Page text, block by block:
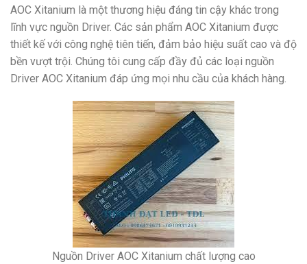
AOC Xitanium là một thương hiệu đáng tin cậy khác trong
lĩnh vực nguồn Driver. Các sản phẩm AOC Xitanium được
thiết kế với công nghệ tiên tiến, đảm bảo hiệu suất cao và độ
bền vượt trội. Chúng tôi cung cấp đầy đủ các loại nguồn
Driver AOC Xitanium đáp ứng mọi nhu cầu của khách hàng.
Nguồn Driver AOC Xitanium chất lượng cao